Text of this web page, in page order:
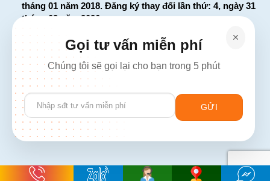
tháng 01 năm 2018. Đăng ký thay đổi lần thứ: 4, ngày 31
tháng 03 năm 2026
226 Đường Láng, Đống Đa, Hà Nội
137 Đường Hòa Hưng, Phường 12, Quận 10, TP. Hồ Chí
Minh
Hotline: 1900 2106 - 0386 001 001
Email:Giaiphap3g@gmail.com
Gọi tư vấn miễn phí
Chúng tôi sẽ gọi lại cho bạn trong 5 phút
Please
leave
field